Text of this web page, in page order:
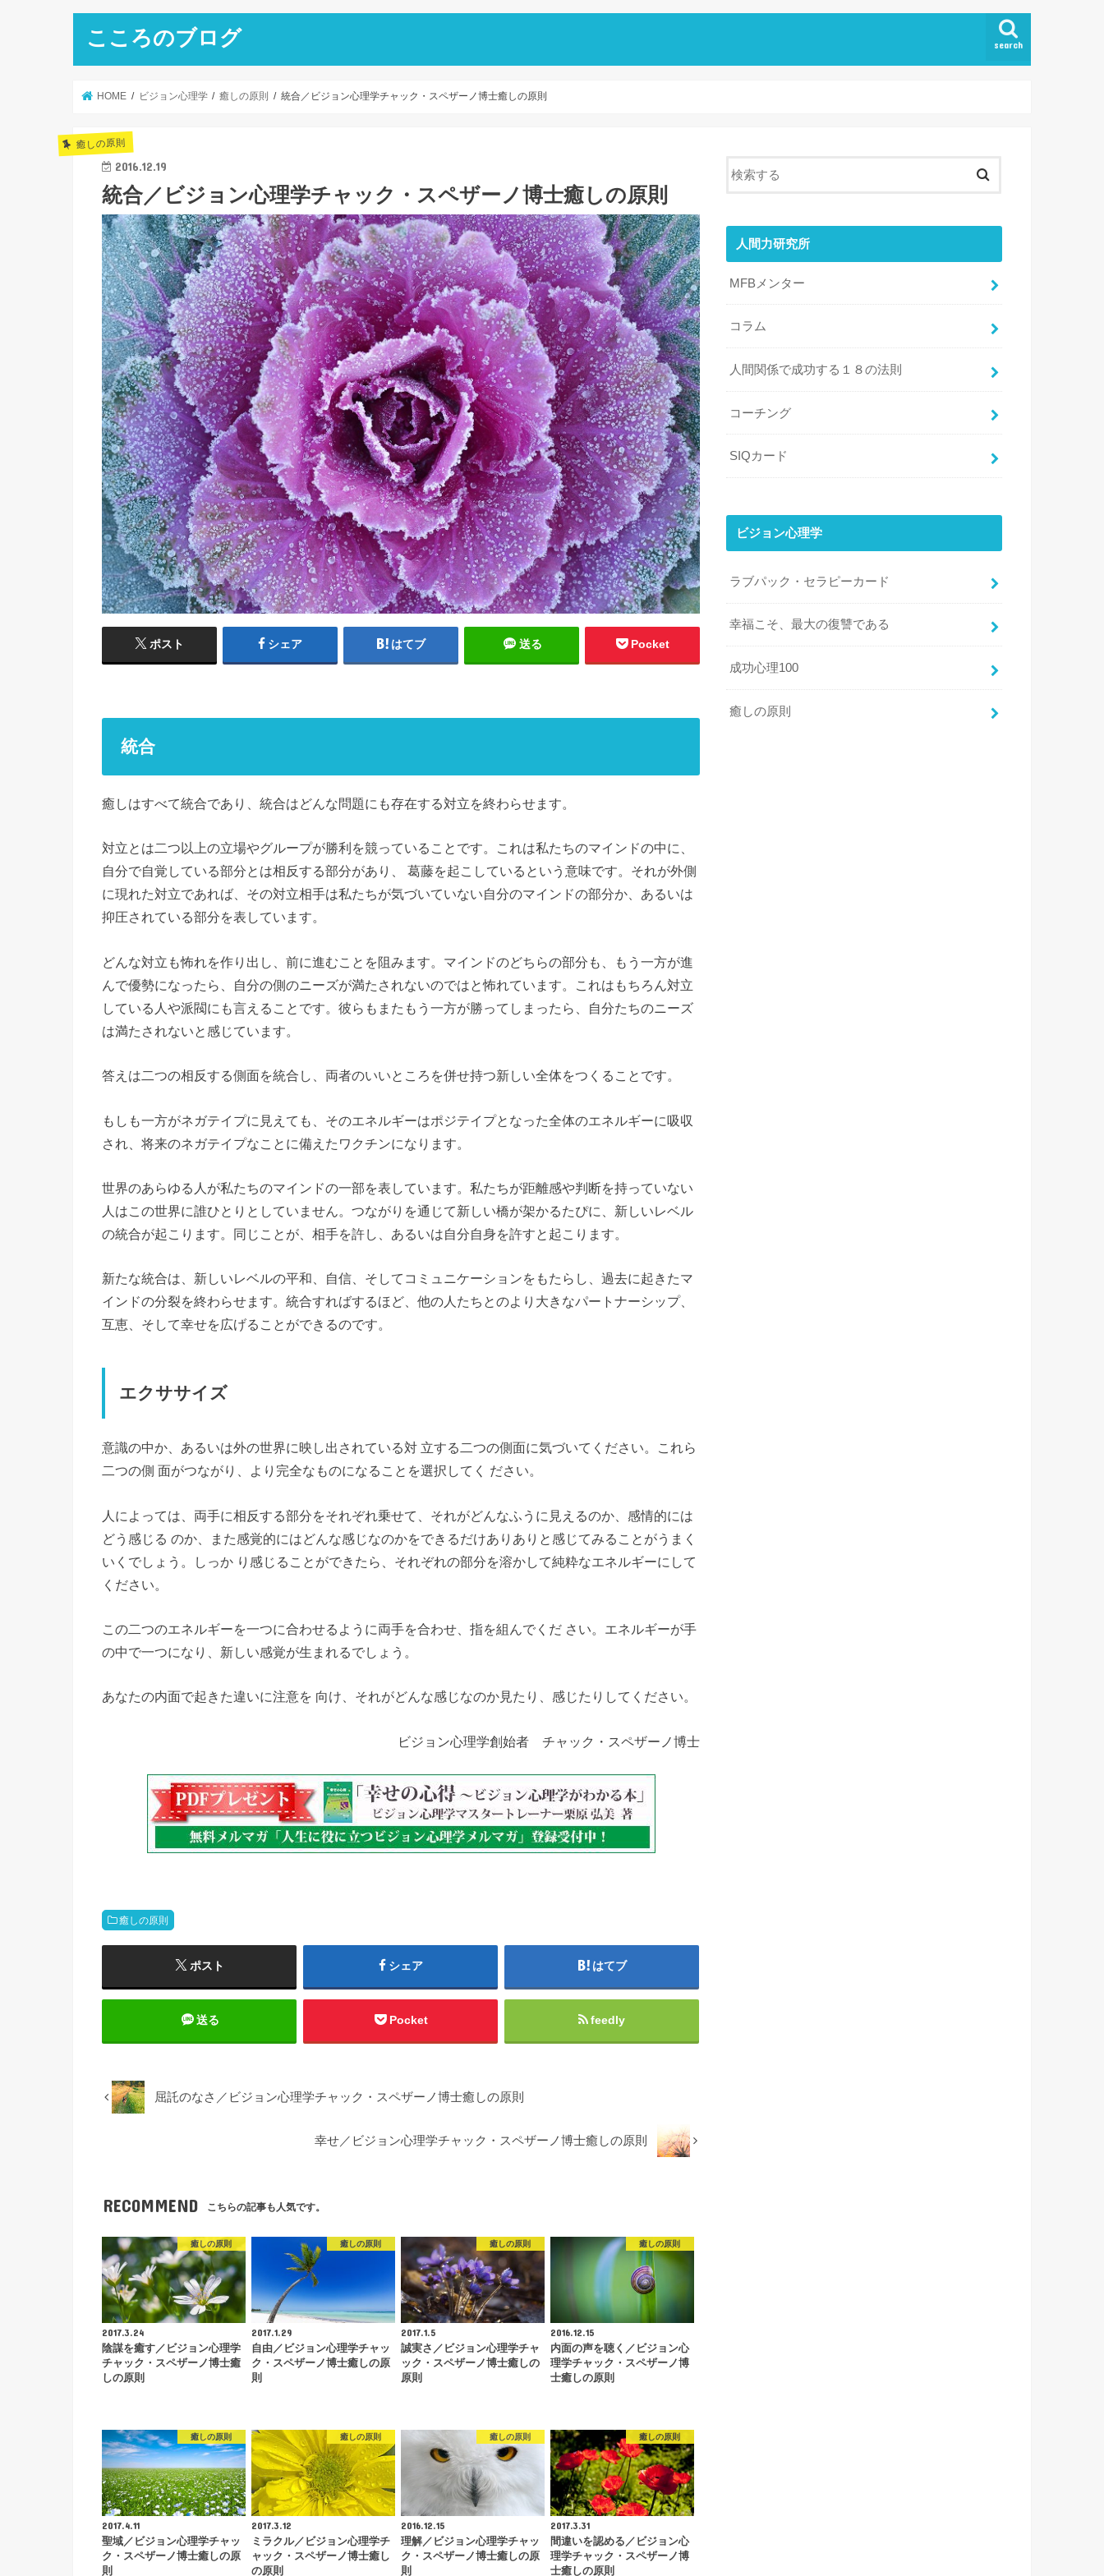
こころのブログ search
HOME ビジョン心理学 癒しの原則 統合／ビジョン心理学チャック・スペザーノ博士癒しの原則
癒しの原則
2016.12.19
統合／ビジョン心理学チャック・スペザーノ博士癒しの原則
ポスト シェア はてブ 送る Pocket
統合
癒しはすべて統合であり、統合はどんな問題にも存在する対立を終わらせます。
対立とは二つ以上の立場やグループが勝利を競っていることです。これは私たちのマインドの中に、
自分で自覚している部分とは相反する部分があり、 葛藤を起こしているという意味です。それが外側
に現れた対立であれば、その対立相手は私たちが気づいていない自分のマインドの部分か、あるいは
抑圧されている部分を表しています。
どんな対立も怖れを作り出し、前に進むことを阻みます。マインドのどちらの部分も、もう一方が進
んで優勢になったら、自分の側のニーズが満たされないのではと怖れています。これはもちろん対立
している人や派閥にも言えることです。彼らもまたもう一方が勝ってしまったら、自分たちのニーズ
は満たされないと感じています。
答えは二つの相反する側面を統合し、両者のいいところを併せ持つ新しい全体をつくることです。
もしも一方がネガテイプに見えても、そのエネルギーはポジテイプとなった全体のエネルギーに吸収
され、将来のネガテイプなことに備えたワクチンになります。
世界のあらゆる人が私たちのマインドの一部を表しています。私たちが距離感や判断を持っていない
人はこの世界に誰ひとりとしていません。つながりを通じて新しい橋が架かるたぴに、新しいレベル
の統合が起こります。同じことが、相手を許し、あるいは自分自身を許すと起こります。
新たな統合は、新しいレベルの平和、自信、そしてコミュニケーションをもたらし、過去に起きたマ
インドの分裂を終わらせます。統合すればするほど、他の人たちとのより大きなパートナーシップ、
互恵、そして幸せを広げることができるのです。
エクササイズ
意識の中か、あるいは外の世界に映し出されている対 立する二つの側面に気づいてください。これら
二つの側 面がつながり、より完全なものになることを選択してく ださい。
人によっては、両手に相反する部分をそれぞれ乗せて、それがどんなふうに見えるのか、感情的には
どう感じる のか、また感覚的にはどんな感じなのかをできるだけありありと感じてみることがうまく
いくでしょう。しっか り感じることができたら、それぞれの部分を溶かして純粋なエネルギーにして
ください。
この二つのエネルギーを一つに合わせるように両手を合わせ、指を組んでくだ さい。エネルギーが手
の中で一つになり、新しい感覚が生まれるでしょう。
あなたの内面で起きた違いに注意を 向け、それがどんな感じなのか見たり、感じたりしてください。
ビジョン心理学創始者 チャック・スペザーノ博士
癒しの原則
ポスト シェア はてブ
送る Pocket feedly
屈託のなさ／ビジョン心理学チャック・スペザーノ博士癒しの原則
幸せ／ビジョン心理学チャック・スペザーノ博士癒しの原則
RECOMMEND こちらの記事も人気です。
癒しの原則
2017.3.24
陰謀を癒す／ビジョン心理学
チャック・スペザーノ博士癒
しの原則
癒しの原則
2017.1.29
自由／ビジョン心理学チャッ
ク・スペザーノ博士癒しの原
則
癒しの原則
2017.1.5
誠実さ／ビジョン心理学チャ
ック・スペザーノ博士癒しの
原則
癒しの原則
2016.12.15
内面の声を聴く／ビジョン心
理学チャック・スペザーノ博
士癒しの原則
癒しの原則
2017.4.11
聖域／ビジョン心理学チャッ
ク・スペザーノ博士癒しの原
則
癒しの原則
2017.3.12
ミラクル／ビジョン心理学チ
ャック・スペザーノ博士癒し
の原則
癒しの原則
2016.12.15
理解／ビジョン心理学チャッ
ク・スペザーノ博士癒しの原
則
癒しの原則
2017.3.31
間違いを認める／ビジョン心
理学チャック・スペザーノ博
士癒しの原則
人間力研究所
MFBメンター
コラム
人間関係で成功する１８の法則
コーチング
SIQカード
ビジョン心理学
ラブパック・セラピーカード
幸福こそ、最大の復讐である
成功心理100
癒しの原則